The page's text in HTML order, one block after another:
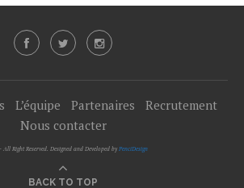
L’équipe Partenaires
Recrutement
Nous contacter
All Right Reserved. Designed and Developed by PenciDesign
BACK TO TOP